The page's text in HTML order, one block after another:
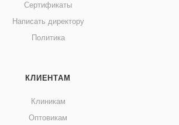
Сертификаты
Написать директору
Политика
КЛИЕНТАМ
Клиникам
Оптовикам